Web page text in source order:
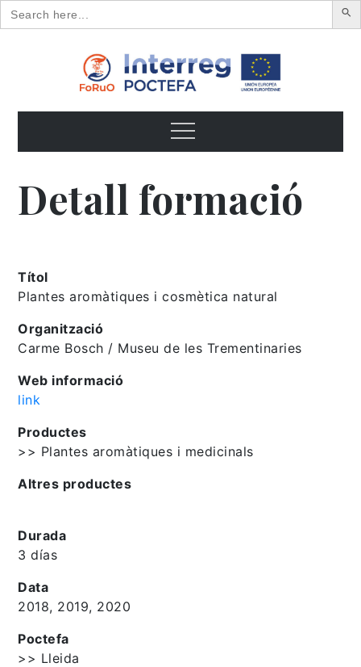
Search
for:
FoRuO
frutos
Menu
Detall formació
Títol
Plantes aromàtiques i cosmètica natural
Organització
Carme Bosch / Museu de les Trementinaries
Web informació
link
Productes
>> Plantes aromàtiques i medicinals
Altres productes
Durada
3 días
Data
2018, 2019, 2020
Poctefa
>> Lleida